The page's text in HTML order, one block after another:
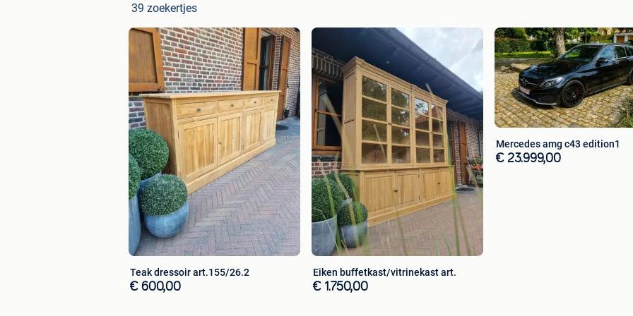
uitsluitend met hoogwaardige producten en duurzame afwerkingen voor een kwalitatief en
duurzaam eindresultaat.
Vraag gerust vrijblijvend naar de mogelijkheden en een prijsvoorstel op maat.
Betaling
-Overschrijving
-Payconiq
-Cash
Waarom kiezen voor Van Houtte – Landelijk & Massief
-Gespecialiseerd in exclusieve authentieke, landelijke en massieve meubelen.
-Zorgvuldig geselecteerde kwaliteitsmeubelen met karakter.
-Een voortdurend wisselend aanbod van unieke stukken.
-Persoonlijk advies en een professionele, klantgerichte aanpak.
-Eigen levering en vakkundige plaatsing.
-Kosteloze opslag tot 3 maanden (mits volledige betaling).
-Levering mogelijk in België en Nederland.
39 zoekertjes
Teak dressoir art.155/26.2
€ 600,00
Eiken buffetkast/vitrinekast art.
€ 1.750,00
Mercedes amg c43 edition1
€ 23.999,00